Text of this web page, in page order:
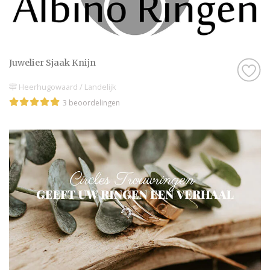
Juwelier Sjaak Knijn
Heerhugowaard / Landelijk
3 beoordelingen